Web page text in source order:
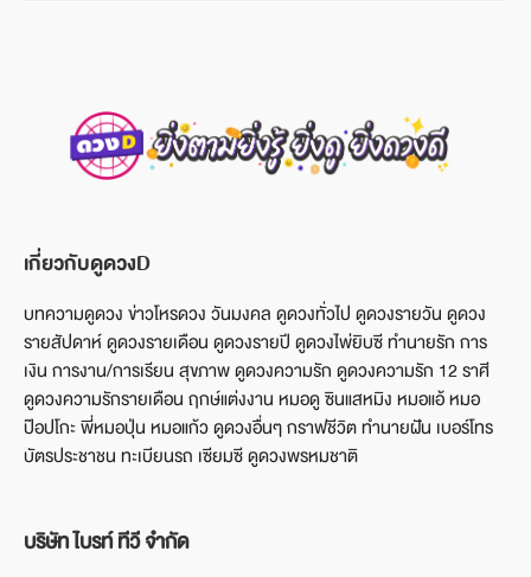
เกี่ยวกับดูดวงD
บทความดูดวง ข่าวโหรดวง วันมงคล ดูดวงทั่วไป ดูดวงรายวัน ดูดวง
รายสัปดาห์ ดูดวงรายเดือน ดูดวงรายปี ดูดวงไพ่ยิบซี ทำนายรัก การ
เงิน การงาน/การเรียน สุขภาพ ดูดวงความรัก ดูดวงความรัก 12 ราศี
ดูดวงความรักรายเดือน ฤกษ์แต่งงาน หมอดู ซินแสหมิง หมอแอ้ หมอ
ป๊อปโกะ พี่หมอปุ่น หมอแก้ว ดูดวงอื่นๆ กราฟชีวิต ทำนายฝัน เบอร์โทร
บัตรประชาชน ทะเบียนรถ เซียมซี ดูดวงพรหมชาติ
บริษัท ไบรท์ ทีวี จำกัด